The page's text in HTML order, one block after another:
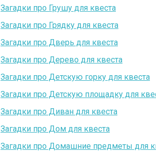
Загадки про Грушу для квеста
Загадки про Грядку для квеста
Загадки про Дверь для квеста
Загадки про Дерево для квеста
Загадки про Детскую горку для квеста
Загадки про Детскую площадку для
Загадки про Диван для квеста
Загадки про Дом для квеста
Загадки про Домашние предметы для